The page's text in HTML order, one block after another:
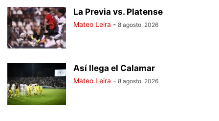
La Previa vs. Platense
Mateo Leira - 8 agosto, 2026
Así llega el Calamar
Mateo Leira - 8 agosto, 2026